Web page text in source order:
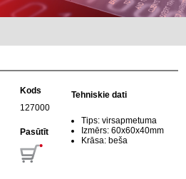
Kods
127000
Pasūtīt
Tehniskie dati
Tips: virsapmetuma
Izmērs: 60x60x40mm
Krāsa: beša